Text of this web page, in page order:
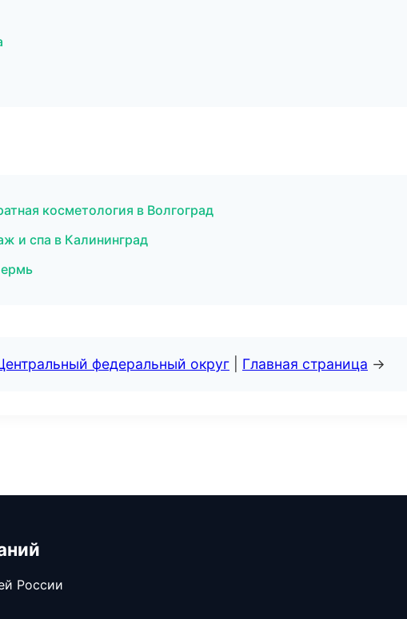
косметология в Волгоград
и спа в Калининград
федеральный округ Главная страница →
России